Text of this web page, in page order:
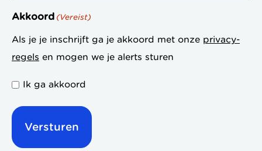
Akkoord (Vereist)
Als je je inschrijft ga je akkoord met onze privacy-
regels en mogen we je alerts sturen
Ik ga akkoord